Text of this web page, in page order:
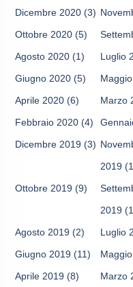
Dicembre 2020 (3)
Ottobre 2020 (5)
Agosto 2020 (1) Luglio
Giugno 2020 (5)
Aprile 2020 (6) Marzo
Febbraio 2020 (4)
Dicembre 2019 (3)
2019
Ottobre 2019 (9)
2019
Agosto 2019 (2) Luglio
Giugno 2019 (11)
Aprile 2019 (8) Marzo